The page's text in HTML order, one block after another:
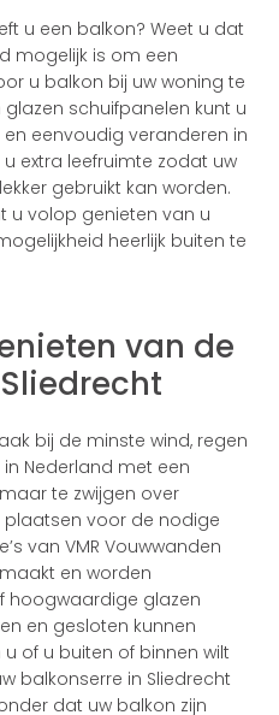
u een balkon? Weet u dat
mogelijk is om een
u balkon bij uw woning te
schuifpanelen kunt u
eenvoudig veranderen in
extra leefruimte zodat uw
gebruikt kan worden.
u volop genieten van u
heerlijk buiten te
van de
bij de minste wind, regen
Nederland met een
te zwijgen over
voor de nodige
van VMR Vouwwanden
en worden
hoogwaardige glazen
en gesloten kunnen
of u buiten of binnen wilt
balkonserre in Sliedrecht
dat uw balkon zijn